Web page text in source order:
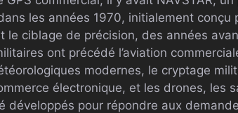
les années 1970, initialement conçu
ciblage de précision, des années
ont précédé l’aviation
modernes, le cryptage
électronique, et les drones, les
développés pour répondre aux